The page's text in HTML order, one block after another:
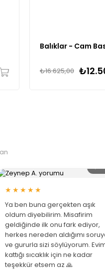
Balıklar - Cam
₺16.625,00
★★★★★
Ya ben buna gerçekten aşık
oldum diyebilirim. Misafirim
geldiğinde ilk onu fark ediyor,
herkes nereden aldığımı
ve gururla sizi söylüyorum.
kattığı sıcaklık için ne kadar
teşekkür etsem az 🙏